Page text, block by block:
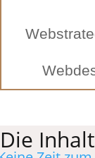
Die